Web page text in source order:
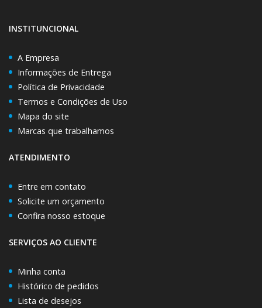
INSTITUNCIONAL
A Empresa
Informações de Entrega
Política de Privacidade
Termos e Condições de Uso
Mapa do site
Marcas que trabalhamos
ATENDIMENTO
Entre em contato
Solicite um orçamento
Confira nosso estoque
SERVIÇOS AO CLIENTE
Minha conta
Histórico de pedidos
Lista de desejos